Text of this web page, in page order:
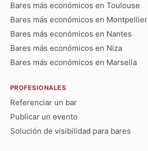
Bares más económicos en Toulouse
Bares más económicos en Montpellier
Bares más económicos en Nantes
Bares más económicos en Niza
Bares más económicos en Marsella
PROFESIONALES
Referenciar un bar
Publicar un evento
Solución de visibilidad para bares